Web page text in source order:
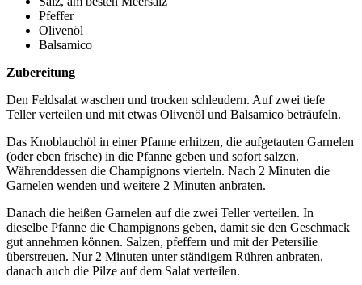
Pfeffer
Olivenöl
Balsamico
Zubereitung
Den Feldsalat waschen und trocken schleudern. Auf zwei tiefe
Teller verteilen und mit etwas Olivenöl und Balsamico beträufeln.
Das Knoblauchöl in einer Pfanne erhitzen, die aufgetauten Garnelen
(oder eben frische) in die Pfanne geben und sofort salzen.
Währenddessen die Champignons vierteln. Nach 2 Minuten die
Garnelen wenden und weitere 2 Minuten anbraten.
Danach die heißen Garnelen auf die zwei Teller verteilen. In
dieselbe Pfanne die Champignons geben, damit sie den Geschmack
gut annehmen können. Salzen, pfeffern und mit der Petersilie
überstreuen. Nur 2 Minuten unter ständigem Rühren anbraten,
danach auch die Pilze auf dem Salat verteilen.